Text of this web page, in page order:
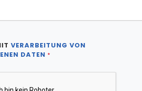
VERARBEITUNG VON
DATEN *